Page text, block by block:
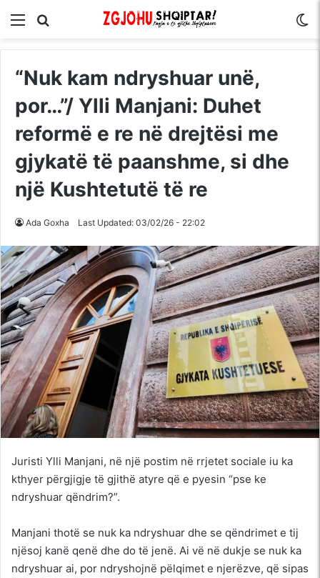
Menu
“Nuk kam ndryshuar unë,
por…”/ Ylli Manjani: Duhet
reformë e re në drejtësi me
gjykatë të paanshme, si dhe
një Kushtetutë të re
Ada Goxha Last Updated: 03/02/26 - 22:02
Juristi Ylli Manjani, në një postim në rrjetet sociale iu ka
kthyer përgjigje të gjithë atyre që e pyesin “pse ke
ndryshuar qëndrim?”.
Manjani thotë se nuk ka ndryshuar dhe se qëndrimet e tij
njësoj kanë qenë dhe do të jenë. Ai vë në dukje se nuk ka
ndryshuar ai, por ndryshojnë pëlqimet e njerëzve, që sipas